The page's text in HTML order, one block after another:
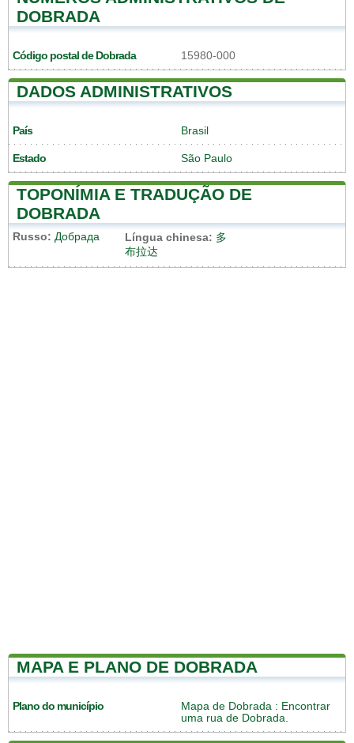
DOBRADA
Código postal de Dobrada 15980-000
DADOS ADMINISTRATIVOS
País Brasil
Estado São Paulo
TOPONÍMIA E TRADUÇÃO DE
DOBRADA
Russo: Добрада Língua chinesa: 多
布拉达
MAPA E PLANO DE DOBRADA
Plano do município Mapa de Dobrada : Encontrar
uma rua de Dobrada.